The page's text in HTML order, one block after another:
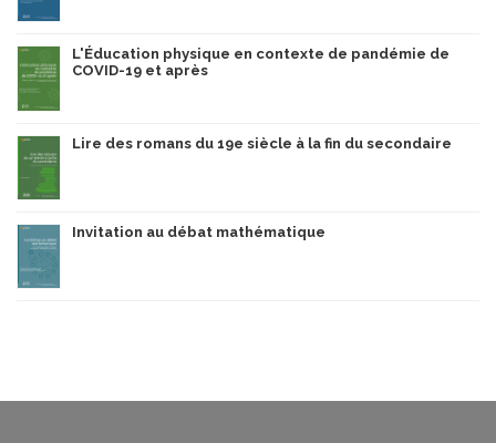
L'Éducation physique en contexte de pandémie de
COVID-19 et après
Lire des romans du 19e siècle à la fin du secondaire
Invitation au débat mathématique